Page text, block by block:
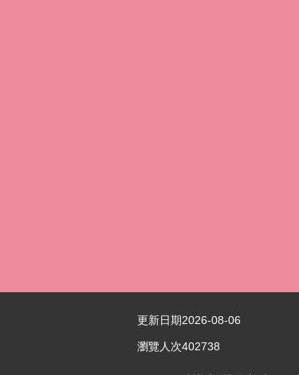
更新日期2026-08-06
瀏覽人次402738